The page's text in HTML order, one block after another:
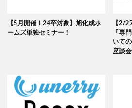
【5月開催！24卒対象】旭化成ホ
ームズ単独セミナー！
【2/
「専
いて
座談会